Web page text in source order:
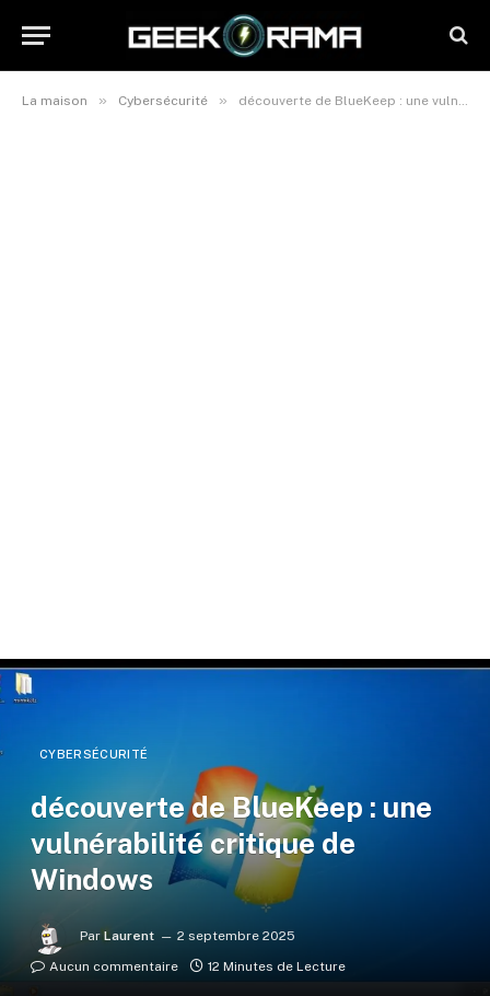
La maison » Cybersécurité » découverte de BlueKeep : une vulnérabilité critique de Windows
CYBERSÉCURITÉ
découverte de BlueKeep : une
vulnérabilité critique de
Windows
Par Laurent
2 septembre 2025
Aucun commentaire
12 Minutes de Lecture